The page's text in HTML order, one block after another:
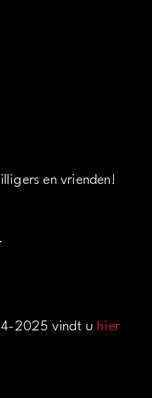
en vrienden!
2025 vindt uhier